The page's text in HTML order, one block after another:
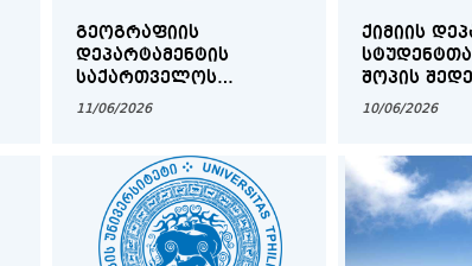
ᲒᲔᲝᲒᲠᲐᲤᲘᲘᲡ
ᲓᲔᲞᲐᲠᲢᲐᲛᲔᲜᲢᲘᲡ
ᲡᲐᲥᲐᲠᲗᲕᲔᲚᲝᲡ
ᲒᲔᲝᲒᲠᲐᲤᲘᲘᲡᲐ ᲓᲐ
ᲙᲐᲗᲔᲓᲠᲘᲡ
ᲐᲡᲝᲪᲘᲠᲔᲑᲣᲚᲘ
ᲞᲠᲝᲤᲔᲡᲝᲠᲘᲡ
ᲐᲙᲐᲓᲔᲛᲘᲣᲠᲘ
ᲗᲐᲜᲐᲛᲓᲔᲑᲝᲑᲘᲡ
11/06/2026
ᲥᲘᲛᲘᲘᲡ
ᲨᲝᲞᲘᲡ
10/06/2026